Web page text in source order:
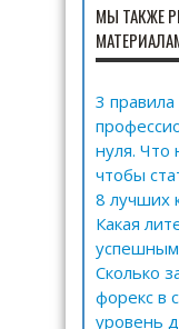
МЫ ТАКЖЕ
3
нуля. Что
чтобы
8 лучших
Какая
Сколько
форекс в
уровень